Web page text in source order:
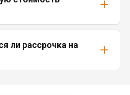
ли рассрочка на